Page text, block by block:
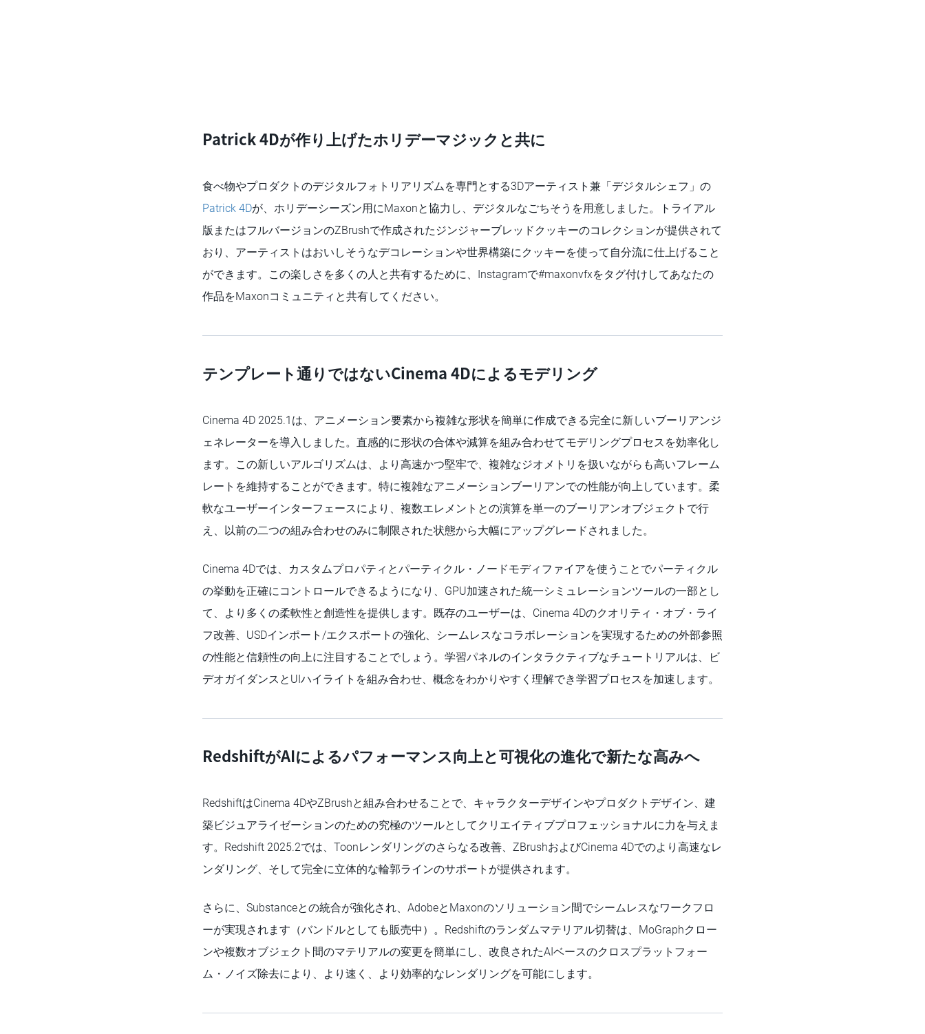
Patrick 4Dが作り上げたホリデーマジックと共に
食べ物やプロダクトのデジタルフォトリアリズムを専門とする3Dアーティスト兼「デジタルシェフ」の
Patrick 4Dが、ホリデーシーズン用にMaxonと協力し、デジタルなごちそうを用意しました。トライアル
版またはフルバージョンのZBrushで作成されたジンジャーブレッドクッキーのコレクションが提供されて
おり、アーティストはおいしそうなデコレーションや世界構築にクッキーを使って自分流に仕上げること
ができます。この楽しさを多くの人と共有するために、Instagramで#maxonvfxをタグ付けしてあなたの
作品をMaxonコミュニティと共有してください。
テンプレート通りではないCinema 4Dによるモデリング
Cinema 4D 2025.1は、アニメーション要素から複雑な形状を簡単に作成できる完全に新しいブーリアンジ
ェネレーターを導入しました。直感的に形状の合体や減算を組み合わせてモデリングプロセスを効率化し
ます。この新しいアルゴリズムは、より高速かつ堅牢で、複雑なジオメトリを扱いながらも高いフレーム
レートを維持することができます。特に複雑なアニメーションブーリアンでの性能が向上しています。柔
軟なユーザーインターフェースにより、複数エレメントとの演算を単一のブーリアンオブジェクトで行
え、以前の二つの組み合わせのみに制限された状態から大幅にアップグレードされました。
Cinema 4Dでは、カスタムプロパティとパーティクル・ノードモディファイアを使うことでパーティクル
の挙動を正確にコントロールできるようになり、GPU加速された統一シミュレーションツールの一部とし
て、より多くの柔軟性と創造性を提供します。既存のユーザーは、Cinema 4Dのクオリティ・オブ・ライ
フ改善、USDインポート/エクスポートの強化、シームレスなコラボレーションを実現するための外部参照
の性能と信頼性の向上に注目することでしょう。学習パネルのインタラクティブなチュートリアルは、ビ
デオガイダンスとUIハイライトを組み合わせ、概念をわかりやすく理解でき学習プロセスを加速します。
RedshiftがAIによるパフォーマンス向上と可視化の進化で新たな高みへ
RedshiftはCinema 4DやZBrushと組み合わせることで、キャラクターデザインやプロダクトデザイン、建
築ビジュアライゼーションのための究極のツールとしてクリエイティブプロフェッショナルに力を与えま
す。Redshift 2025.2では、Toonレンダリングのさらなる改善、ZBrushおよびCinema 4Dでのより高速なレ
ンダリング、そして完全に立体的な輪郭ラインのサポートが提供されます。
さらに、Substanceとの統合が強化され、AdobeとMaxonのソリューション間でシームレスなワークフロ
ーが実現されます（バンドルとしても販売中）。Redshiftのランダムマテリアル切替は、MoGraphクロー
ンや複数オブジェクト間のマテリアルの変更を簡単にし、改良されたAIベースのクロスプラットフォー
ム・ノイズ除去により、より速く、より効率的なレンダリングを可能にします。